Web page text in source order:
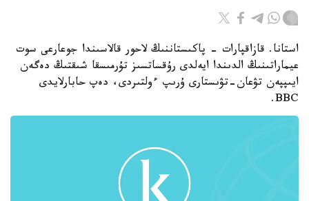
استانا. قازاقپارات - پاكىستاننىڭ لاحور قالاسىندا جوعارعى سوت
عيماراتىنىڭ الدىندا ايەلدى رۇقساتسىز تۇرمىسقا شىقتىڭ دەگەن
ايىپپەن تۋعان-تۋىستارى ۇرىپ ءولتىردى، دەپ حابارلايدى
BBC.